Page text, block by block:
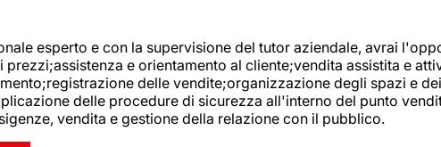
esperto e con la supervisione del tutor aziendale, avrai
e orientamento al cliente;vendita assistita e
delle vendite;organizzazione degli spazi e
delle procedure di sicurezza all'interno del punto
vendita e gestione della relazione con il pubblico.